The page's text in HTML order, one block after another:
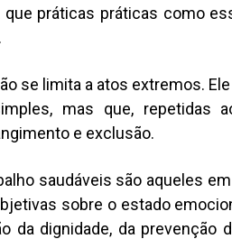
que práticas práticas como
se limita a atos extremos.
mas que, repetidas
e exclusão.
saudáveis são aqueles
sobre o estado
da dignidade, da prevenção